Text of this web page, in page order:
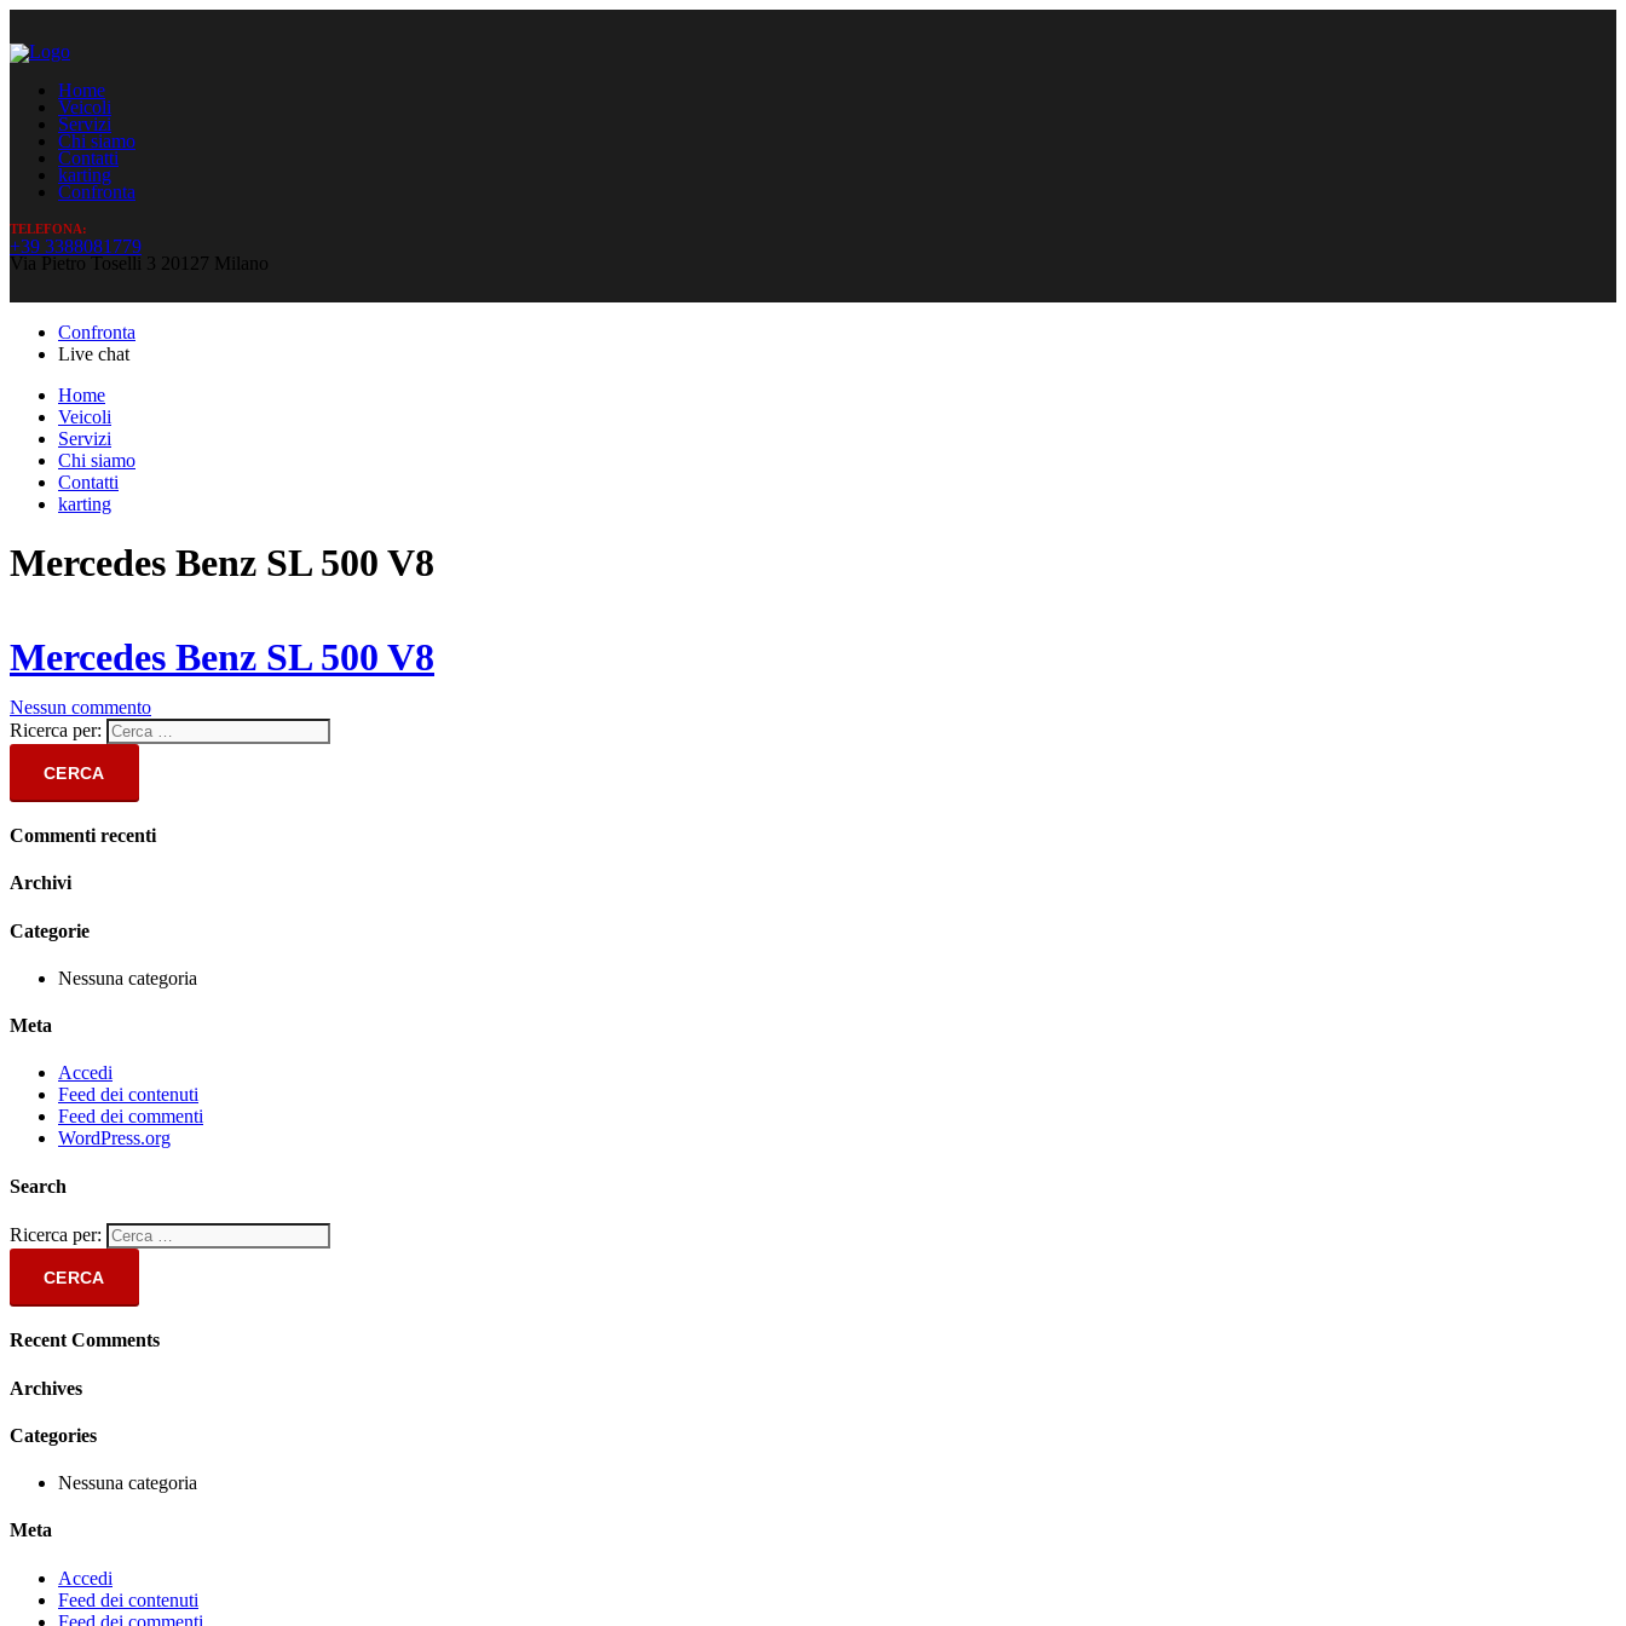
Home
Veicoli
Servizi
Chi siamo
Contatti
karting
Confronta
TELEFONA:
+39 3388081779
Via Pietro Toselli 3 20127 Milano
Confronta
Live chat
Home
Veicoli
Servizi
Chi siamo
Contatti
karting
Mercedes Benz SL 500 V8
Mercedes Benz SL 500 V8
Nessun commento
Ricerca per:
Commenti recenti
Archivi
Categorie
Nessuna categoria
Meta
Accedi
Feed dei contenuti
Feed dei commenti
WordPress.org
Search
Ricerca per:
Recent Comments
Archives
Categories
Nessuna categoria
Meta
Accedi
Feed dei contenuti
Feed dei commenti